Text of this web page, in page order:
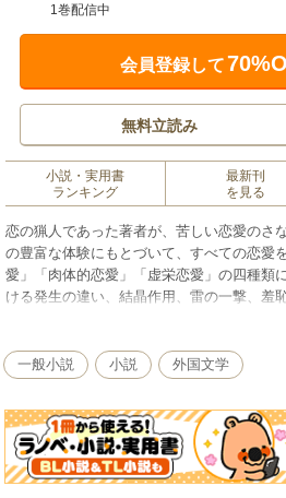
1巻配信中
会員登録して
無料立読み
小説・実用書
ランキング
最新刊
を見る
恋の猟人であった著者が、苦しい恋愛のさ
の豊富な体験にもとづいて、すべての恋愛
愛」「肉体的恋愛」「虚栄恋愛」の四種類
ける発生の違い、結晶作用、雷の一撃、羞
る様相をさまざまな興味ある挿話を加えて
一般小説 小説 外国文学